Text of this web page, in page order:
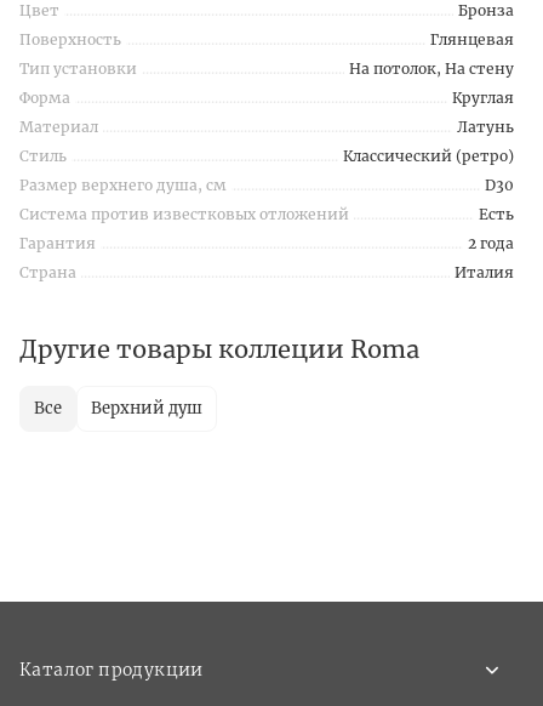
Цвет
Бронза
Поверхность
Глянцевая
Тип установки
На потолок, На стену
Форма
Круглая
Материал
Латунь
Стиль
Классический (ретро)
Размер верхнего душа, см
D30
Система против известковых отложений
Есть
Гарантия
2 года
Страна
Италия
Другие товары коллеции Roma
Все Верхний душ
Каталог продукции